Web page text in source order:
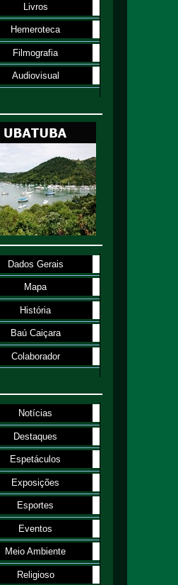
Livros
Hemeroteca
Filmografia
Audiovisual
Dados Gerais
Mapa
História
Baú Caiçara
Colaborador
Notícias
Destaques
Espetáculos
Exposições
Esportes
Eventos
Meio Ambiente
Religioso